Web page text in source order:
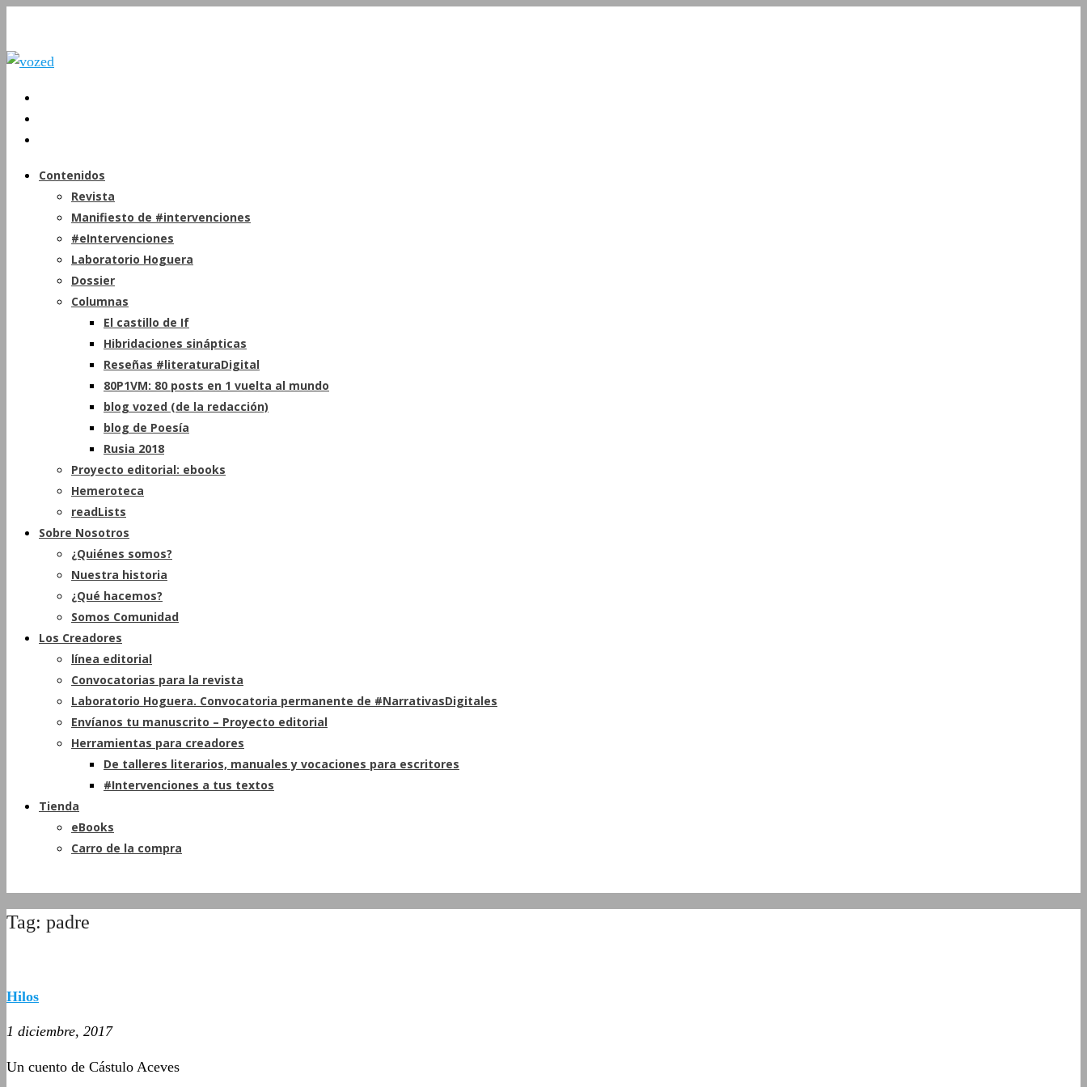
Contenidos
Revista
Manifiesto de #intervenciones
#eIntervenciones
Laboratorio Hoguera
Dossier
Columnas
El castillo de If
Hibridaciones sinápticas
Reseñas #literaturaDigital
80P1VM: 80 posts en 1 vuelta al mundo
blog vozed (de la redacción)
blog de Poesía
Rusia 2018
Proyecto editorial: ebooks
Hemeroteca
readLists
Sobre Nosotros
¿Quiénes somos?
Nuestra historia
¿Qué hacemos?
Somos Comunidad
Los Creadores
línea editorial
Convocatorias para la revista
Laboratorio Hoguera. Convocatoria permanente de #NarrativasDigitales
Envíanos tu manuscrito – Proyecto editorial
Herramientas para creadores
De talleres literarios, manuales y vocaciones para escritores
#Intervenciones a tus textos
Tienda
eBooks
Carro de la compra
Tag: padre
Hilos
1 diciembre, 2017
Un cuento de Cástulo Aceves